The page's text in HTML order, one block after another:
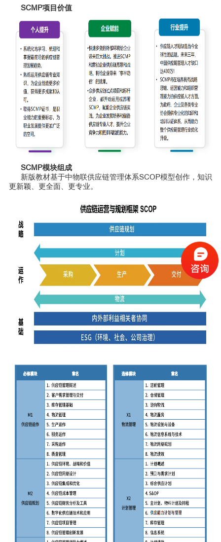
SCMP项目价值
SCMP模块组成
新版教材基于中物联供应链管理体系SCOP模型创作，知识
更新颖、更全面、更专业。